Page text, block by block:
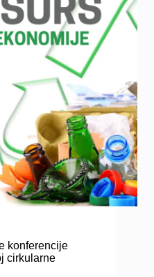
konferencije
cirkularne